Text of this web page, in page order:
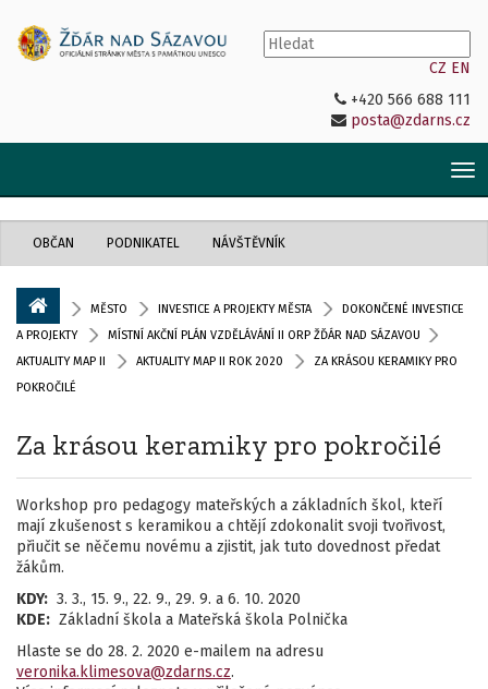
CZ EN
+420 566 688 111
posta@zdarns.cz
OBČAN PODNIKATEL NÁVŠTĚVNÍK
MĚSTO INVESTICE A PROJEKTY MĚSTA
DOKONČENÉ INVESTICE
A PROJEKTY
MÍSTNÍ AKČNÍ PLÁN VZDĚLÁVÁNÍ II ORP ŽĎÁR NAD SÁZAVOU
AKTUALITY MAP II
AKTUALITY MAP II ROK 2020
ZA KRÁSOU KERAMIKY PRO
POKROČILÉ
Za krásou keramiky pro pokročilé
Workshop pro pedagogy mateřských a základních škol, kteří
mají zkušenost s keramikou a chtějí zdokonalit svoji tvořivost,
přiučit se něčemu novému a zjistit, jak tuto dovednost předat
žákům.
KDY: 3. 3., 15. 9., 22. 9., 29. 9. a 6. 10. 2020
KDE: Základní škola a Mateřská škola Polnička
Hlaste se do 28. 2. 2020 e-mailem na adresu
veronika.klimesova@zdarns.cz.